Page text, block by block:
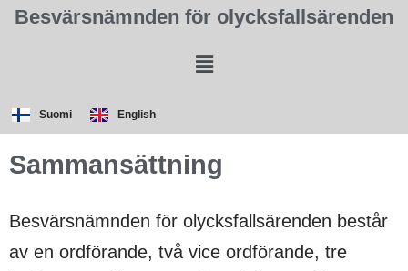
Besvärsnämnden för olycksfallsärenden
Suomi English
Sammansättning
Besvärsnämnden för olycksfallsärenden består
av en ordförande, två vice ordförande, tre